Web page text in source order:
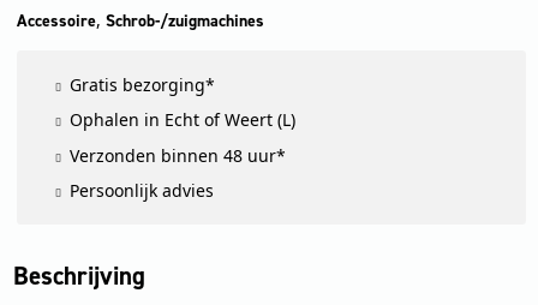
aantal
Accessoire, Schrob-/zuigmachines
Gratis bezorging*
Ophalen in Echt of Weert (L)
Verzonden binnen 48 uur*
Persoonlijk advies
Beschrijving